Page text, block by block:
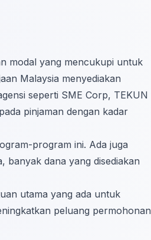
modal yang mencukupi untuk
Malaysia menyediakan
seperti SME Corp, TEKUN
pinjaman dengan kadar
program ini. Ada juga
banyak dana yang disediakan
utama yang ada untuk
peluang permohonan